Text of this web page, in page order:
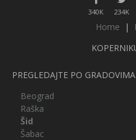
340K 234K
Home |
PREGLEDAJTE PO GRADOVIMA
Beograd
Raška
Šid
Šabac